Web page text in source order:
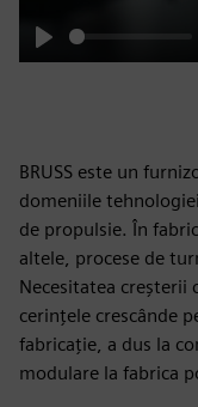
Play
BRUSS este un
domeniile
de propulsie. În
altele, procese de
Necesitatea
cerințele crescânde
fabricație, a dus la
modulare la fabrica